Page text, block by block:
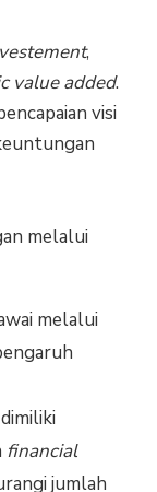
,
value added.
visi
melalui
melalui
financial
jumlah